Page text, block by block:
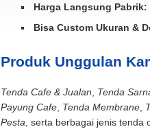
Harga Langsung Pabrik:
Bisa Custom Ukuran &
Produk Unggulan
Tenda Cafe & Jualan Tenda
Payung Cafe, Tenda Membrane,
Pesta , serta berbagai jenis tenda